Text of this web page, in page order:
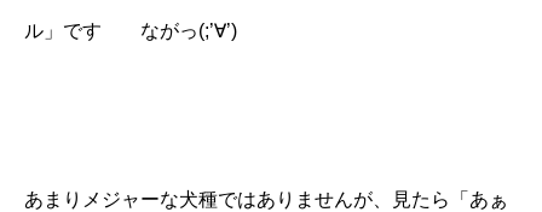
ル」です ながっ(;’∀’)
あまりメジャーな犬種ではありませんが、見たら「あぁ